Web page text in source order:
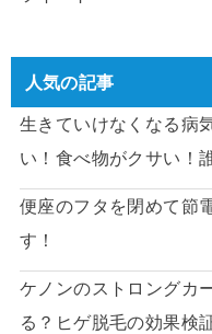
人気の記事
生きていけなくなる病
い！食べ物がクサい！
便座のフタを閉めて節
す！
ケノンのストロングカ
る？ヒゲ脱毛の効果検